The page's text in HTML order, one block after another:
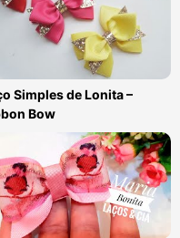
Simples de Lonita –
Bow